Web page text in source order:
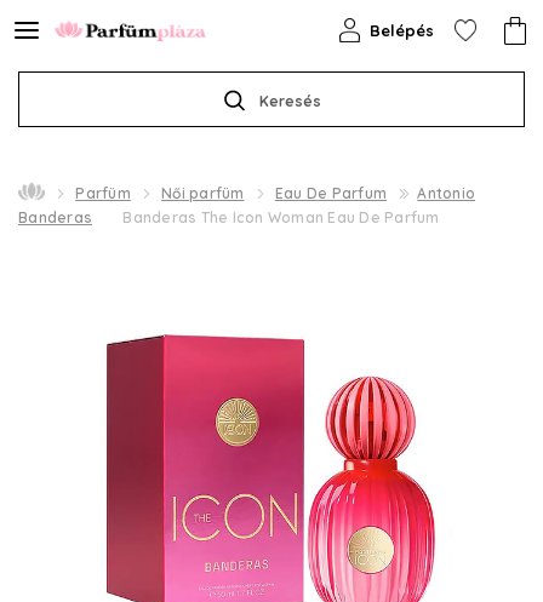
Keresés
Belépés
Parfüm Női parfüm Eau De Parfum
Antonio
Banderas
Banderas The Icon Woman Eau De Parfum